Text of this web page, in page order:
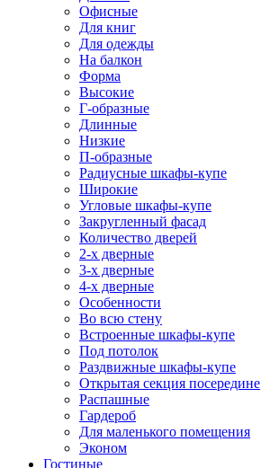
Офисные
Для книг
Для одежды
На балкон
Форма
Высокие
Г-образные
Длинные
Низкие
П-образные
Радиусные шкафы-купе
Широкие
Угловые шкафы-купе
Закругленный фасад
Количество дверей
2-х дверные
3-х дверные
4-х дверные
Особенности
Во всю стену
Встроенные шкафы-купе
Под потолок
Раздвижные шкафы-купе
Открытая секция посередине
Распашные
Гардероб
Для маленького помещения
Эконом
Гостиные